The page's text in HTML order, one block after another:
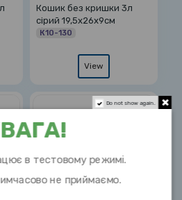
Кошик без кришки 3л
сірий 19,5х26х9см
К10-130
View
Do not show again.
в тестовому режимі.
не приймаємо.